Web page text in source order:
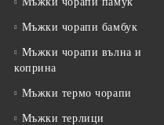
Мъжки чорапи бамбук
Мъжки чорапи вълна и
коприна
Мъжки термо чорапи
Мъжки терлици